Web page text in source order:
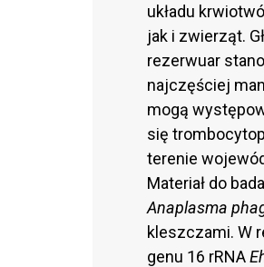
układu
jak i zwierząt.
rezerwuar
najczęściej
mogą
się
terenie
Materiał do
Anaplasma
kleszczami. W
genu 16 rRNA